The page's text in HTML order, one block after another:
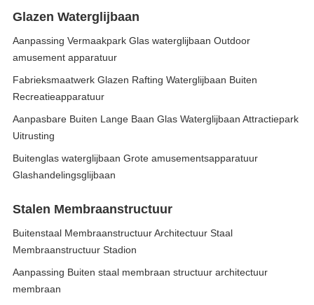
Glazen Waterglijbaan
Aanpassing Vermaakpark Glas waterglijbaan Outdoor
amusement apparatuur
Fabrieksmaatwerk Glazen Rafting Waterglijbaan Buiten
Recreatieapparatuur
Aanpasbare Buiten Lange Baan Glas Waterglijbaan Attractiepark
Uitrusting
Buitenglas waterglijbaan Grote amusementsapparatuur
Glashandelingsglijbaan
Stalen Membraanstructuur
Buitenstaal Membraanstructuur Architectuur Staal
Membraanstructuur Stadion
Aanpassing Buiten staal membraan structuur architectuur
membraan